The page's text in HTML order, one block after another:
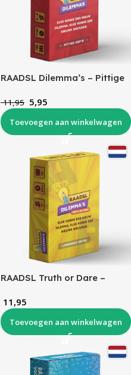
RAADSL Dilemma’s – Pittige
11,95 5,95
Toevoegen aan winkelwagen
RAADSL Truth or Dare –
11,95
Toevoegen aan winkelwagen